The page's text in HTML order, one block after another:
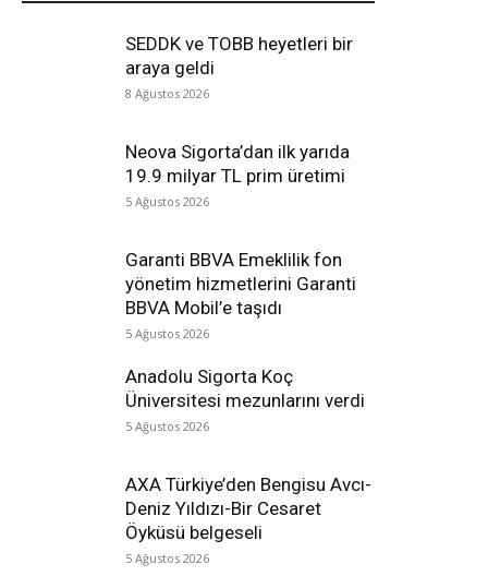
SEDDK ve TOBB heyetleri bir
araya geldi
8 Ağustos 2026
Neova Sigorta’dan ilk yarıda
19.9 milyar TL prim üretimi
5 Ağustos 2026
Garanti BBVA Emeklilik fon
yönetim hizmetlerini Garanti
BBVA Mobil’e taşıdı
5 Ağustos 2026
Anadolu Sigorta Koç
Üniversitesi mezunlarını verdi
5 Ağustos 2026
AXA Türkiye’den Bengisu Avcı-
Deniz Yıldızı-Bir Cesaret
Öyküsü belgeseli
5 Ağustos 2026